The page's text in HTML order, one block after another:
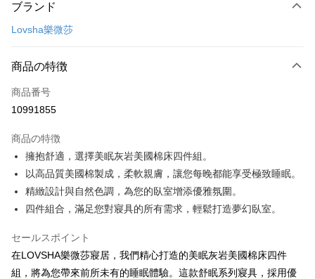
クレジットカード1回払い
3回払い、金利0、毎回
華南商業銀行
上海商業儲蓄銀行
台湾中小企業銀行
HSBC(台湾)商業銀行
華泰商業銀行
聯邦商業銀行
遠東国際商業銀行
元大商業銀行
永豐商業銀行
玉山商業銀行
星展(台湾)商業銀行
台湾楽天クレジットカード会社
合作金庫商業銀行
上海商業儲蓄銀行
国泰世華商業銀行
台湾中小企業銀行
台中商業銀行
HSBC(台湾)商業銀行
華泰商業銀行
聯邦商業銀行
遠東国際商業銀行
元大商業銀行
永豐商業銀行
台新國際商業銀行
台湾楽天クレジットカード会社
華南商業銀行
上海商業儲蓄銀行
台北富邦商業銀行
国泰世華商業銀行
兆豐國際商業銀行
台湾中小企業銀行
台中商業銀行
HSBC(台湾)商業銀行
華泰商業銀行
聯邦商業銀行
遠東国際商業銀行
玉山商業銀行
台新國際商業銀行
中国信託商業銀行
台湾楽天クレジットカード会社
Apple Pay
JKOPAY
Easy Wallet
Plus Pay
ATM払い
ブランド
Lovsha樂微莎
商品の特徴
商品番号
10991855
商品の特徴
擁抱舒適，選擇美眠灰岩美國棉床四件組。
以高品質美國棉製成，柔軟親膚，讓您每晚都能享受極致睡眠。
精緻設計與自然色調，為您的臥室增添優雅氛圍。
四件組合，滿足您對寢具的所有需求，輕鬆打造夢幻臥室。
セールスポイント
在LOVSHA樂微莎寢居，我們精心打造的美眠灰岩美國棉床四件
組，將為您帶來前所未有的睡眠體驗。這款舒眠系列寢具，採用優